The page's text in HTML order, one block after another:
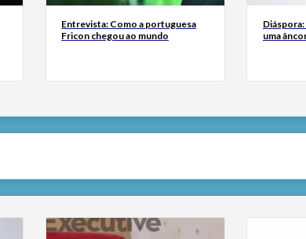
Entrevista: Como a portuguesa
Fricon chegou ao mundo
uma